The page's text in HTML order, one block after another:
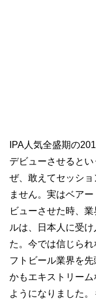
IPA人気全盛期の
デビューさせると
ぜ、敢えてセッシ
ません。実はベア
ビューさせた時、
ルは、日本人に受
た。今では信じら
フトビール業界を
かもエキストリー
ようになりました